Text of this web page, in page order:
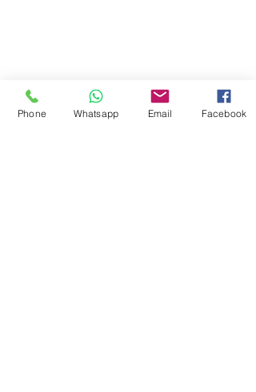
Phone Whatsapp Email Facebook